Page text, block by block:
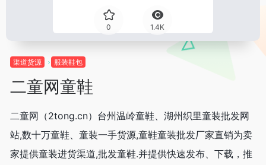
0 1.4K
渠道货源 服装鞋包
二童网童鞋
二童网（2tong.cn）台州温岭童鞋、湖州织里童装批发网
站,数十万童鞋、童装一手货源,童鞋童装批发厂家直销为卖
家提供童装进货渠道,批发童鞋.并提供快速发布、下载，推